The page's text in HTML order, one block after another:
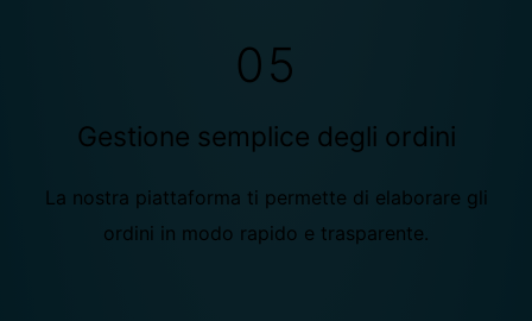
05
Gestione semplice degli ordini
La nostra piattaforma ti permette di elaborare gli
ordini in modo rapido e trasparente.